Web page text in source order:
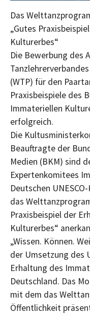
Das
„Gutes
Kulturerbes“
Die Bewerbung des
(WTP) für den
Praxisbeispiele des
Immateriellen
erfolgreich.
Die
Beauftragte der
Medien (BKM) sind
Expertenkomitees
Deutschen
das
Praxisbeispiel der
Kulturerbes“
„Wissen. Können.
der Umsetzung des
Erhaltung des
Deutschland. Das
mit dem das
Öffentlichkeit